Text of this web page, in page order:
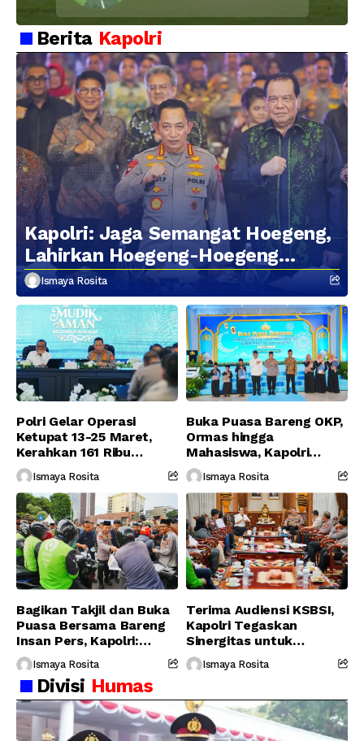
Kebersamaan Personel
Berita Kapolri
Kapolri: Jaga Semangat Hoegeng,
Lahirkan Hoegeng-Hoegeng
Berikutnya
Ismaya Rosita
Polri Gelar Operasi
Ketupat 13-25 Maret,
Kerahkan 161 Ribu
Personel Gabungan
Ismaya Rosita
Buka Puasa Bareng OKP,
Ormas hingga
Mahasiswa, Kapolri
Serukan Jaga
Persatuan-Dukung
Program Pemerintah
Ismaya Rosita
Bagikan Takjil dan Buka
Puasa Bersama Bareng
Insan Pers, Kapolri:
Suara Media Suara
Publik
Ismaya Rosita
Terima Audiensi KSBSI,
Kapolri Tegaskan
Sinergitas untuk
Perjuangkan Hak Buruh
Ismaya Rosita
Divisi Humas